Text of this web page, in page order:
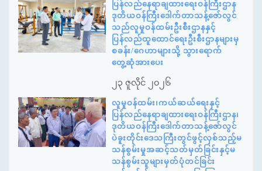
ပြန်လည်နေရာချထားရေးဝန်ကြီးဌာန
ဒုတိယဝန်ကြီးဒေါက်တာသန့်ဇော်လွင်
သည်လူမှုဝန်ထမ်းဦးစီးဌာနနှင့်
ပြန်လည်ထူထောင်ရေးဦးစီးဌာနများမှ
စခန်း/ဂေဟာများသို့ သွားရောက်
တွေ့ဆုံအားပေး
၂၃ ဇူလိုင် ၂၀၂၆
လူမှုဝန်ထမ်း၊ကယ်ဆယ်ရေးနှင့်
ပြန်လည်နေရာချထားရေးဝန်ကြီးဌာန၊
ဒုတိယဝန်ကြီးဒေါက်တာသန့်ဇော်လွင်
ပဲခူးတိုင်းဒေသကြီးတွင်ဖွင့်လှစ်သည့်မ
သန်စွမ်းမှုအဆင့်သတ်မှတ်ခြင်းနှင့်မ
သန်စွမ်းသူများမှတ်ပုံတင်ခြင်း